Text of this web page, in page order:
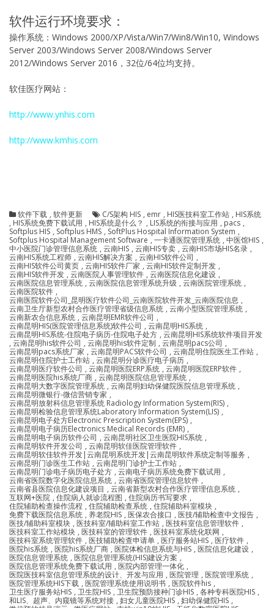
软件运行环境要求：
操作系统：Windows 2000/XP/Vista/Win7/Win8/Win10, Windows
Server 2003/Windows Server 2008/Windows Server
2012/Windows Server 2016，32位/64位均支持。
软佳医疗网站：
http://www.ynhis.com
http://www.kmhis.com
软件下载 , 软件更新 C/S架构 HIS , emr , HIS医技科室工作站 , HIS系统
, HIS系统免费下载试用 , HIS系统是什么？ , LIS系统的衔接与应用 , pacs ,
Softplus HIS , Softplus HMS , SoftPlus Hospital Information System ,
Softplus Hospital Management Software , 一卡通医院管理系统 , 中医馆HIS ,
中小医院门诊管理信息系统 , 云南HIS , 云南HIS专卖 , 云南HIS市场HIS名录 ,
云南HIS系统工程师 , 云南HIS解决方案 , 云南HIS软件公司 ,
云南HIS软件公司黄页 , 云南HIS软件厂家 , 云南HIS软件定制开发 ,
云南HIS软件开发 , 云南医院人事管理软件 , 云南医院信息化建设 ,
云南医院信息管理系统 , 云南医院信息管理系统升级 , 云南医院管理系统 ,
云南医院软件 ,
云南医院软件公司_昆明医疗软件公司_云南医院软件开发_云南医院信息 ,
云南卫生厅新型农村合作医疗管理省级信息系统 , 云南小型医院管理系统 ,
云南新农合信息系统 , 云南昆明EMR软件公司 ,
云南昆明HIS(医院管理信息系统)软件公司 , 云南昆明HIS系统 ,
云南昆明HIS系统-住院电子病历-住院电子处方 , 云南昆明HIS系统软件项目开发
, 云南昆明his软件公司 , 云南昆明his软件定制 , 云南昆明pacs公司 ,
云南昆明pacs系统厂家 , 云南昆明PACS软件公司 , 云南昆明住院医生工作站 ,
云南昆明住院护士工作站 , 云南昆明分诊医疗电子病历 ,
云南昆明医疗软件公司 , 云南昆明医院ERP系统 , 云南昆明医院ERP软件 ,
云南昆明医院his系统厂商 , 云南昆明医院信息管理系统 ,
云南昆明大数字医院管理系统 , 云南昆明妇幼保健院医院信息管理系统 ,
云南昆明微银行-微信营销专家 ,
云南昆明放射科信息管理系统 Radiology Information System(RIS) ,
云南昆明检验信息管理系统Laboratory Information System(LIS) ,
云南昆明电子处方Electronic Prescription System(EPS) ,
云南昆明电子病历Electronics Medical Records (EMR) ,
云南昆明电子病历软件公司 , 云南昆明社区卫生医院HIS系统 ,
云南昆明软件开发公司 , 云南昆明软佳医院管理软件 ,
云南昆明软佳软件开发|云南昆明系统开发|云南昆明软件系统定制等服务 ,
云南昆明门诊医生工作站 , 云南昆明门诊护士工作站 ,
云南昆明门诊电子病历电子处方 , 云南电子病历系统免费下载试用 ,
云南省医院数字化医院信息系统 , 云南省医院管理信息软件 ,
云南省县医院信息化建设项目 , 云南省新型农村合作医疗管理信息系统 ,
互联网+医院 , 住院病人就诊流程图 , 住院病历书写要求 ,
住院辅助检查操作流程 , 住院辅助检查系统 , 住院辅助科室模块 ,
免费下载医院信息系统 , 养老院HIS , 医保农合接口 , 医技/辅助检查中文报告 ,
医技/辅助科室模块 , 医技科室/辅助科室工作站 , 医技科室信息管理软件 ,
医技科室工作站模块 , 医技科室的管理软件 , 医技科室系统化联网 ,
医技科室系统管理软件 , 医技辅助检查申请单 , 医疗服务站HIS , 医疗软件 ,
医院his系统 , 医院his系统厂商 , 医院体检信息系统与HIS , 医院信息化建设 ,
医院信息管理系统 , 医院信息管理系统(HIS)建设方案 ,
医院信息管理系统免费下载试用 , 医院内部管理一体化 ,
医院医技科室信息管理系统的设计、开发与应用 , 医院管理 , 医院管理系统 ,
医院管理系统HIS下载 , 医院管理系统使用说明书 , 医院软件his ,
卫生医疗服务站HIS , 卫生院HIS , 卫生院预防接种门诊HIS , 各种专科医院HIS ,
和LIS、超声、内窥镜等系统对接 , 妇女儿童医院HIS , 妇幼保健院HIS ,